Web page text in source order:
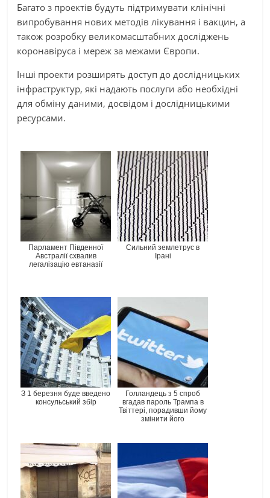
Багато з проектів будуть підтримувати клінічні
випробування нових методів лікування і вакцин, а
також розробку великомасштабних досліджень
коронавіруса і мереж за межами Європи.
Інші проекти розширять доступ до дослідницьких
інфраструктур, які надають послуги або необхідні
для обміну даними, досвідом і дослідницькими
ресурсами.
Парламент Південної
Австралії схвалив
легалізацію евтаназії
Сильний землетрус в
Ірані
З 1 березня буде введено
консульський збір
Голландець з 5 спроб
вгадав пароль Трампа в
Твіттері, порадивши йому
змінити його